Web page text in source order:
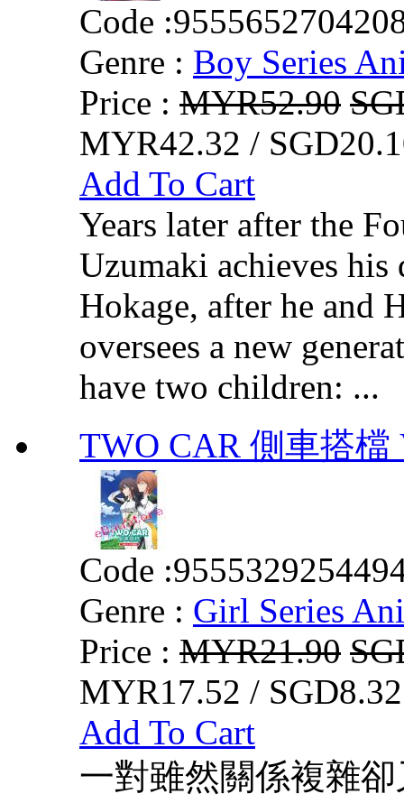
Code :
Genre : Boy Series
Price : MYR52.90
MYR42.32 /
Add To Cart
Years later after the
Uzumaki achieves his
Hokage, after he and
oversees a new
have two children: ...
TWO CAR 側車搭檔
Code :
Genre : Girl Series
Price : MYR21.90
MYR17.52 /
Add To Cart
一對雖然關係複雜